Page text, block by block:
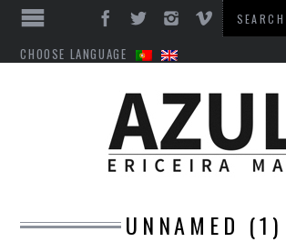
CHOOSE LANGUAGE
UNNAMED (1)